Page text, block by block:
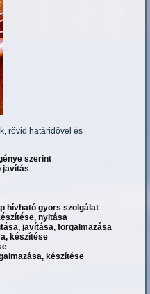
rövid határidővel és
szerint
javítás
hívható gyors szolgálat
nyitása
javítása, forgalmazása
készítése
készítése